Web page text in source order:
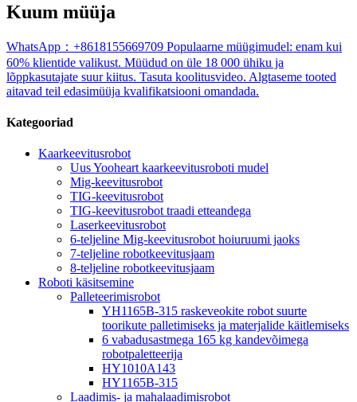
Kuum müüja
WhatsApp：+8618155669709 Populaarne müügimudel: enam kui
60% klientide valikust. Müüdud on üle 18 000 ühiku ja
lõppkasutajate suur kiitus. Tasuta koolitusvideo. Algtaseme tooted
aitavad teil edasimüüja kvalifikatsiooni omandada.
Kategooriad
Kaarkeevitusrobot
Uus Yooheart kaarkeevitusroboti mudel
Mig-keevitusrobot
TIG-keevitusrobot
TIG-keevitusrobot traadi etteandega
Laserkeevitusrobot
6-teljeline Mig-keevitusrobot hoiuruumi jaoks
7-teljeline robotkeevitusjaam
8-teljeline robotkeevitusjaam
Roboti käsitsemine
Palleteerimisrobot
YH1165B-315 raskeveokite robot suurte
toorikute palletimiseks ja materjalide käitlemiseks
6 vabadusastmega 165 kg kandevõimega
robotpaletteerija
HY1010A143
HY1165B-315
Laadimis- ja mahalaadimisrobot